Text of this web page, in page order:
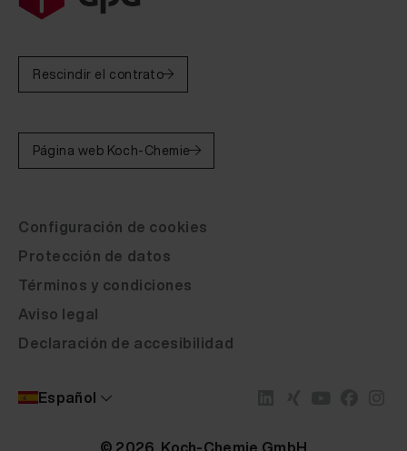
Rescindir el contrato
Página web Koch-Chemie
Español
Configuración de cookies
Protección de datos
Términos y condiciones
Aviso legal
Declaración de accesibilidad